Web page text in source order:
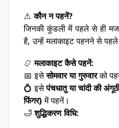
⚠कौन न पहनें?
जिनकी कुंडली में पहले से ही
है, उन्हें मलाकाइट पहनने से पहले
📿मलाकाइट कैसे पहनें:
📅 इसेसोमवार या गुरुवारको
💍 इसेपंचधातु या चांदी की अंगूठी
फिंगर) में पहनें।
🛁शुद्धिकरण विधि: